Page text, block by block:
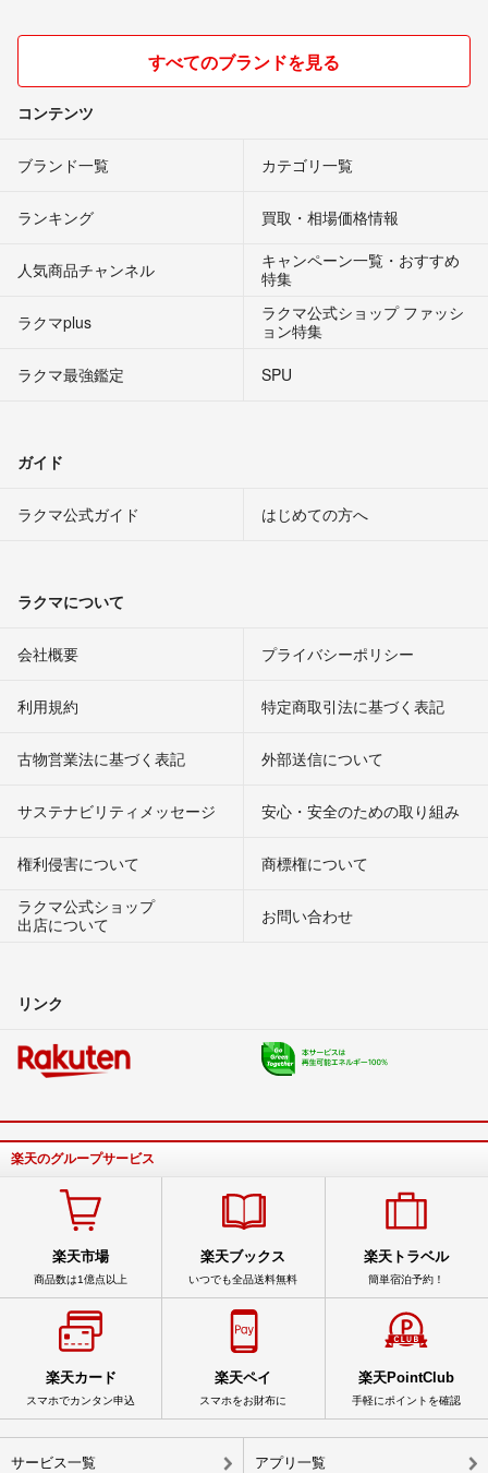
すべてのブランドを見る
コンテンツ
ブランド一覧 カテゴリ一覧
ランキング 買取・相場価格情報
人気商品チャンネル
キャンペーン一覧・おすすめ
特集
ラクマplus
ラクマ公式ショップ ファッシ
ョン特集
ラクマ最強鑑定
SPU
ガイド
ラクマ公式ガイド はじめての方へ
ラクマについて
会社概要 プライバシーポリシー
利用規約 特定商取引法に基づく表記
古物営業法に基づく表記 外部送信について
サステナビリティメッセージ 安心・安全のための取り組み
権利侵害について
商標権について
ラクマ公式ショップ
出店について
お問い合わせ
リンク
楽天のグループサービス
楽天市場
商品数は1億点以上
楽天ブックス
いつでも全品送料無料
楽天トラベル
簡単宿泊予約！
楽天カード
スマホでカンタン申込
楽天ペイ
スマホをお財布に
楽天PointClub
手軽にポイントを確認
サービス一覧 アプリ一覧